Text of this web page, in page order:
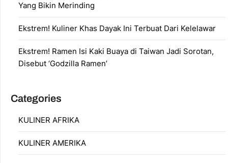
Yang Bikin Merinding
Ekstrem! Kuliner Khas Dayak Ini Terbuat Dari Kelelawar
Ekstrem! Ramen Isi Kaki Buaya di Taiwan Jadi Sorotan,
Disebut ‘Godzilla Ramen’
Categories
KULINER AFRIKA
KULINER AMERIKA